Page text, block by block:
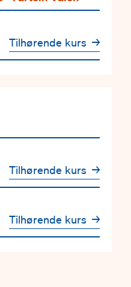
Tilhørende kurs →
Tilhørende kurs →
Tilhørende kurs →